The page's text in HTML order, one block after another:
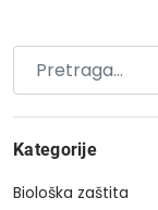
Kategorije
Biološka zaštita